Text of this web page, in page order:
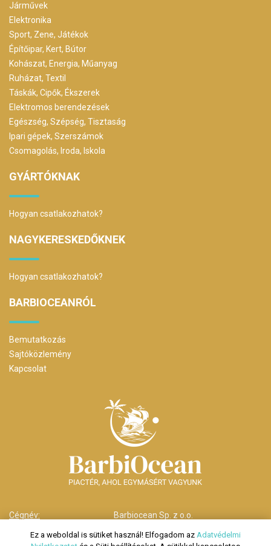
Járművek
Elektronika
Sport, Zene, Játékok
Építőipar, Kert, Bútor
Kohászat, Energia, Műanyag
Ruházat, Textil
Táskák, Cipők, Ékszerek
Elektromos berendezések
Egészség, Szépség, Tisztaság
Ipari gépek, Szerszámok
Csomagolás, Iroda, Iskola
GYÁRTÓKNAK
Hogyan csatlakozhatok?
NAGYKERESKEDŐKNEK
Hogyan csatlakozhatok?
BARBIOCEANRÓL
Bemutatkozás
Sajtóközlemény
Kapcsolat
Cégnév:
Barbiocean Sp. z o.o.
ul. Długa nr 29
Ez a weboldal is sütiket használ! Elfogadom az Adatvédelmi